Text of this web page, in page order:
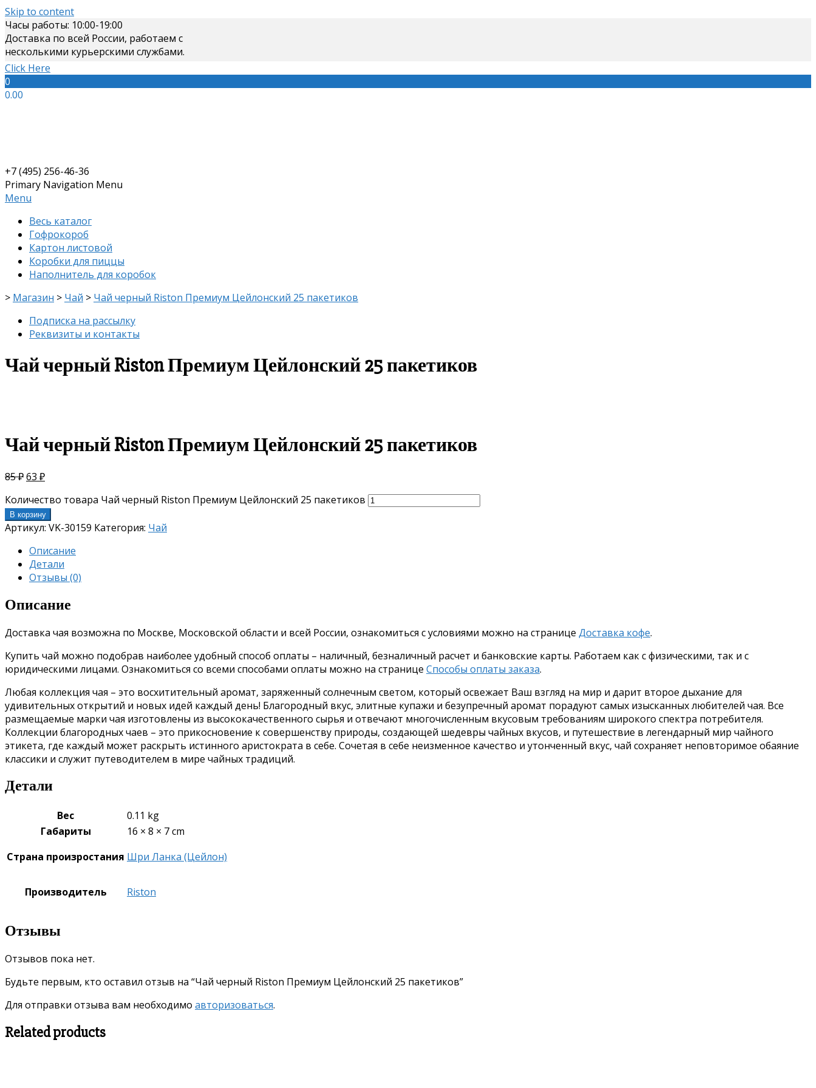
Skip to content
Часы работы: 10:00-19:00
Доставка по всей России, работаем с
несколькими курьерскими службами.
Click Here
0
0.00
+7 (495) 256-46-36
Primary Navigation Menu
Menu
Весь каталог
Гофрокороб
Картон листовой
Коробки для пиццы
Наполнитель для коробок
> Магазин > Чай > Чай черный Riston Премиум Цейлонский 25 пакетиков
Подписка на рассылку
Реквизиты и контакты
Чай черный Riston Премиум Цейлонский 25 пакетиков
Чай черный Riston Премиум Цейлонский 25 пакетиков
85₽63 ₽
Количество товара Чай черный Riston Премиум Цейлонский 25 пакетиков
В корзину
Артикул: VK-30159 Категория: Чай
Описание
Детали
Отзывы (0)
Описание
Доставка чая возможна по Москве, Московской области и всей России, ознакомиться с условиями можно на странице Доставка кофе.
Купить чай можно подобрав наиболее удобный способ оплаты – наличный, безналичный расчет и банковские карты. Работаем как с физическими, так и с
юридическими лицами. Ознакомиться со всеми способами оплаты можно на странице Способы оплаты заказа.
Любая коллекция чая – это восхитительный аромат, заряженный солнечным светом, который освежает Ваш взгляд на мир и дарит второе дыхание для
удивительных открытий и новых идей каждый день! Благородный вкус, элитные купажи и безупречный аромат порадуют самых изысканных любителей чая. Все
размещаемые марки чая изготовлены из высококачественного сырья и отвечают многочисленным вкусовым требованиям широкого спектра потребителя.
Коллекции благородных чаев – это прикосновение к совершенству природы, создающей шедевры чайных вкусов, и путешествие в легендарный мир чайного
этикета, где каждый может раскрыть истинного аристократа в себе. Сочетая в себе неизменное качество и утонченный вкус, чай сохраняет неповторимое обаяние
классики и служит путеводителем в мире чайных традиций.
Детали
Вес
0.11 kg
Габариты
16 × 8 × 7 cm
Страна произростания Шри Ланка (Цейлон)
Производитель Riston
Отзывы
Отзывов пока нет.
Будьте первым, кто оставил отзыв на “Чай черный Riston Премиум Цейлонский 25 пакетиков”
Для отправки отзыва вам необходимо авторизоваться.
Related products